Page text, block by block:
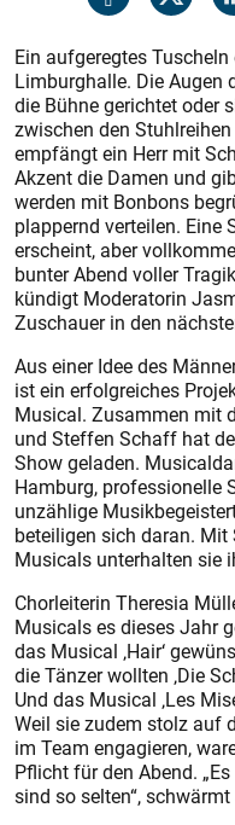
Ein aufgeregtes
Limburghalle. Die Augen
die Bühne gerichtet oder
zwischen den
empfängt ein Herr mit
Akzent die Damen und
werden mit Bonbons
plappernd verteilen. Eine
erscheint, aber
bunter Abend voller
kündigt Moderatorin
Zuschauer in den
Aus einer Idee des
ist ein erfolgreiches
Musical. Zusammen mit
und Steffen Schaff hat
Show geladen.
Hamburg, professionelle
unzählige
beteiligen sich daran. Mit
Musicals unterhalten sie
Chorleiterin Theresia
Musicals es dieses Jahr
das Musical ‚Hair‘
die Tänzer wollten ‚Die
Und das Musical ‚Les
Weil sie zudem stolz auf
im Team engagieren,
Pflicht für den Abend.
sind so selten“, schwärmt